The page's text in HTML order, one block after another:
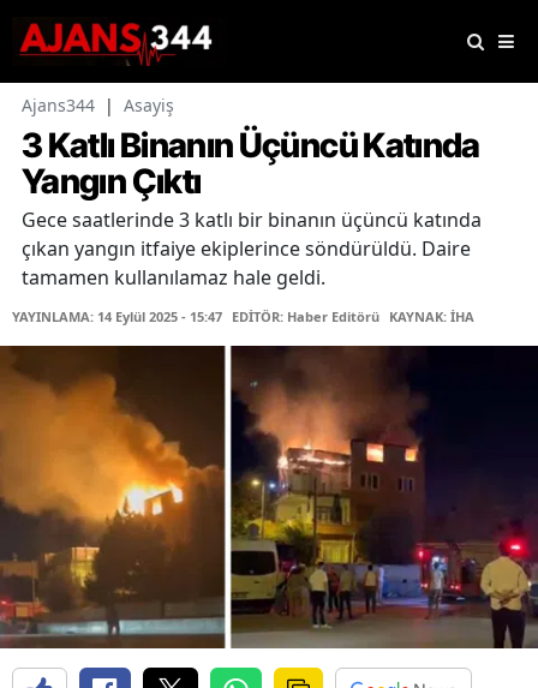
Ajans344 | Asayiş
3 Katlı Binanın Üçüncü Katında
Yangın Çıktı
Gece saatlerinde 3 katlı bir binanın üçüncü katında
çıkan yangın itfaiye ekiplerince söndürüldü. Daire
tamamen kullanılamaz hale geldi.
YAYINLAMA: 14 Eylül 2025 - 15:47 EDİTÖR: Haber Editörü KAYNAK: İHA